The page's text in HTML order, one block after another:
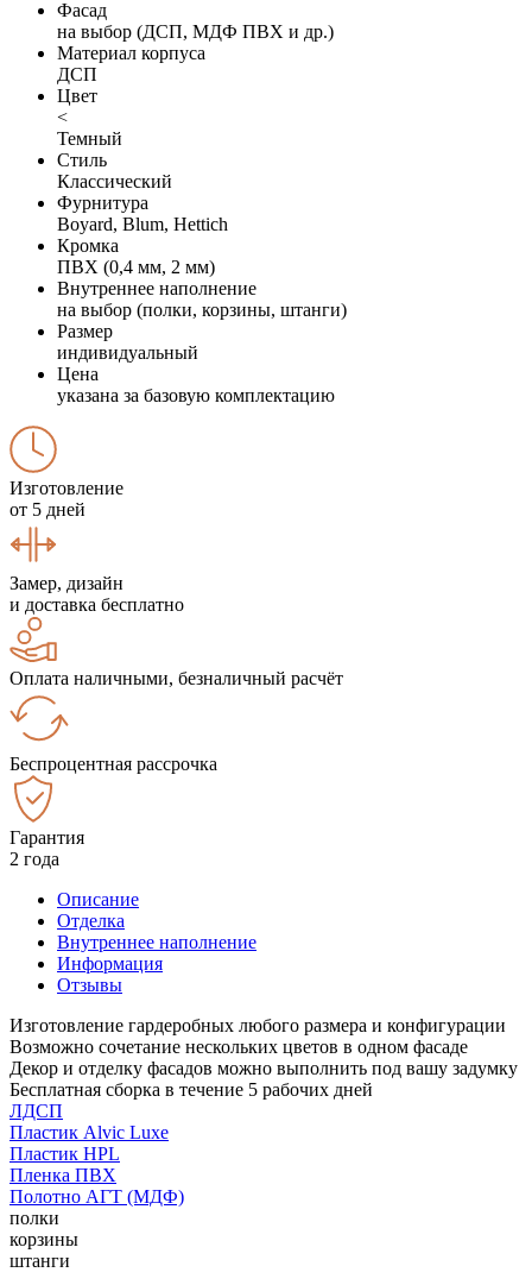
Фасад
на выбор (ДСП, МДФ ПВХ и др.)
Материал корпуса
ДСП
Цвет
<
Темный
Стиль
Классический
Фурнитура
Boyard, Blum, Hettich
Кромка
ПВХ (0,4 мм, 2 мм)
Внутреннее наполнение
на выбор (полки, корзины, штанги)
Размер
индивидуальный
Цена
указана за базовую комплектацию
Изготовление
от 5 дней
Замер, дизайн
и доставка бесплатно
Оплата наличными, безналичный расчёт
Беспроцентная рассрочка
Гарантия
2 года
Описание
Отделка
Внутреннее наполнение
Информация
Отзывы
Изготовление гардеробных любого размера и конфигурации
Возможно сочетание нескольких цветов в одном фасаде
Декор и отделку фасадов можно выполнить под вашу задумку
Бесплатная сборка в течение 5 рабочих дней
ЛДСП
Пластик Alvic Luxe
Пластик HPL
Пленка ПВХ
Полотно АГТ (МДФ)
полки
корзины
штанги